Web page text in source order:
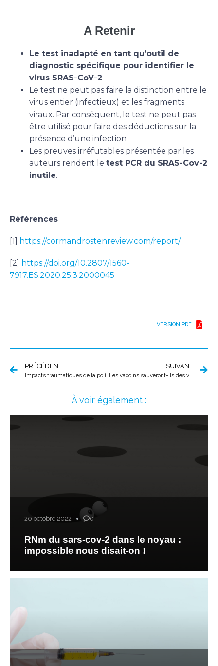
A Retenir
Le test inadapté en tant qu’outil de
diagnostic spécifique pour identifier le
virus SRAS-CoV-2
Le test ne peut pas faire la distinction entre le
virus entier (infectieux) et les fragments
viraux. Par conséquent, le test ne peut pas
être utilisé pour faire des déductions sur la
présence d’une infection.
Les preuves irréfutables présentée par les
auteurs rendent le test PCR du SRAS-Cov-2
inutile.
Références
[1] https://cormandrostenreview.com/report/
[2] https://doi.org/10.2807/1560-
7917.ES.2020.25.3.2000045
VERSION PDF
PRÉCÉDENT SUIVANT
Les vaccins sauveront-ils des vies ?
À voir également :
20 octobre 2022 0
RNm du sars-cov-2 dans le noyau :
impossible nous disait-on !